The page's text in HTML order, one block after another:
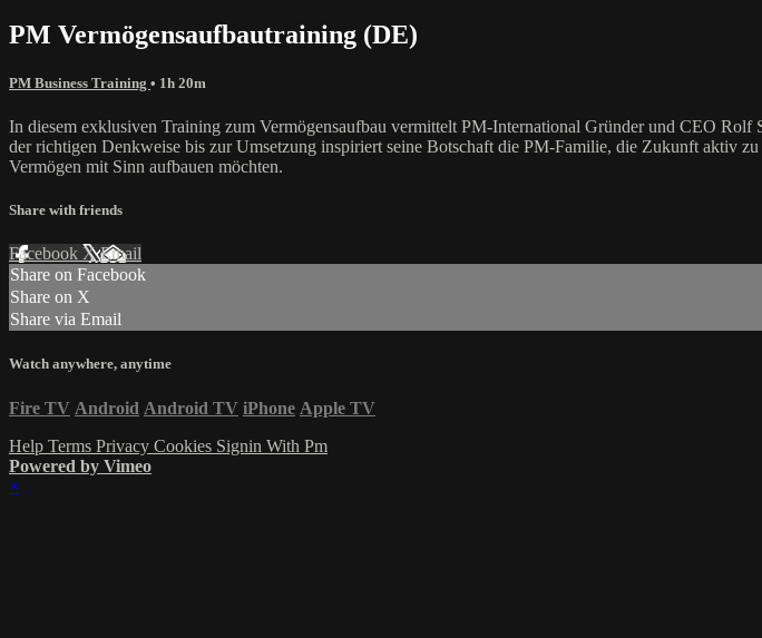
PM Vermögensaufbautraining (DE)
PM Business Training • 1h 20m
In diesem exklusiven Training zum Vermögensaufbau vermittelt PM-International Gründer und CEO
der richtigen Denkweise bis zur Umsetzung inspiriert seine Botschaft die PM-Familie, die Zukunft aktiv
Vermögen mit Sinn aufbauen möchten.
Share with friends
Facebook XEmail
Share on Facebook
Share on X
Share via Email
Watch anywhere, anytime
Fire TV Android Android TV iPhone Apple TV
Help Terms Privacy Cookies Signin With Pm
Powered by Vimeo
×